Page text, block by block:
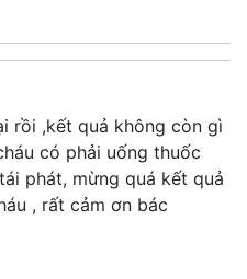
rồi ,kết quả không còn gì
có phải uống thuốc
phát, mừng quá kết quả
, rất cảm ơn bác